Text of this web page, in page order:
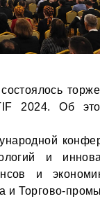
2024. Об
и
и
и Торгово-